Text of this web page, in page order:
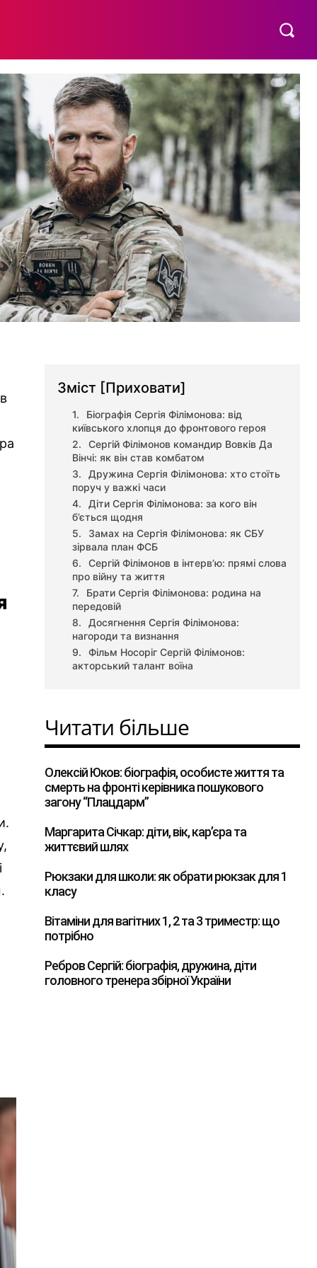
Зміст [Приховати]
Біографія Сергія Філімонова: від
київського хлопця до фронтового героя
Сергій Філімонов командир Вовків Да
Вінчі: як він став комбатом
Дружина Сергія Філімонова: хто стоїть
поруч у важкі часи
Діти Сергія Філімонова: за кого він
б’ється щодня
Замах на Сергія Філімонова: як СБУ
зірвала план ФСБ
Сергій Філімонов в інтерв’ю: прямі слова
про війну та життя
Брати Сергія Філімонова: родина на
передовій
Досягнення Сергія Філімонова:
нагороди та визнання
Фільм Носоріг Сергій Філімонов:
акторський талант воїна
Читати більше
Олексій Юков: біографія, особисте життя та
смерть на фронті керівника пошукового
загону “Плацдарм”
Маргарита Січкар: діти, вік, кар’єра та
життєвий шлях
Рюкзаки для школи: як обрати рюкзак для 1
класу
Вітаміни для вагітних 1, 2 та 3 триместр: що
потрібно
Ребров Сергій: біографія, дружина, діти
головного тренера збірної України